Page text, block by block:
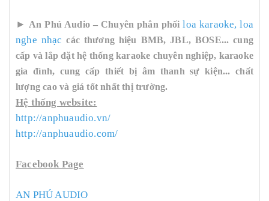
►An Phú Audio – Chuyên phân phốiloa karaoke, loa
nghe nhạc các thương hiệu BMB, JBL, BOSE... cung
cấp và lắp đặt hệ thống karaoke chuyên nghiệp, karaoke
gia đình, cung cấp thiết bị âm thanh sự kiện... chất
lượng cao và giá tốt nhất thị trường.
Hệ thống website:
http://anphuaudio.vn/
http://anphuaudio.com/
Facebook Page
AN PHÚ AUDIO